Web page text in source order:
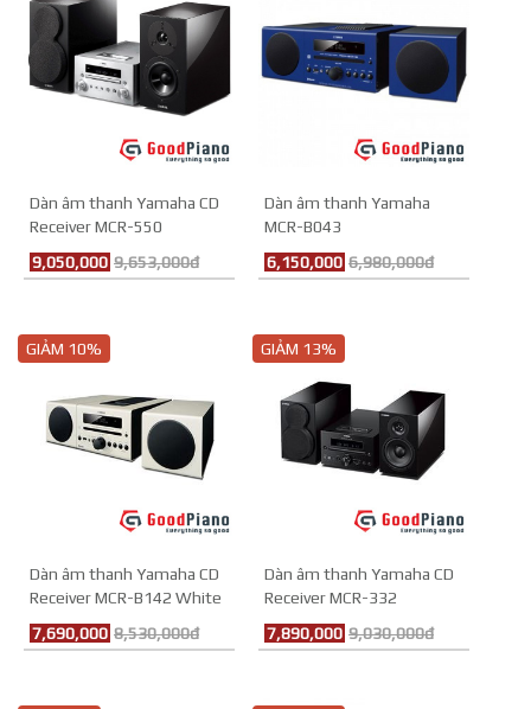
Dàn âm thanh Yamaha CD
Receiver MCR-550
9,050,000 9,653,000đ
Dàn âm thanh Yamaha
MCR-B043
6,150,000 6,980,000đ
GIẢM 10%
Dàn âm thanh Yamaha CD
Receiver MCR-B142 White
7,690,000 8,530,000đ
GIẢM 13%
Dàn âm thanh Yamaha CD
Receiver MCR-332
7,890,000 9,030,000đ